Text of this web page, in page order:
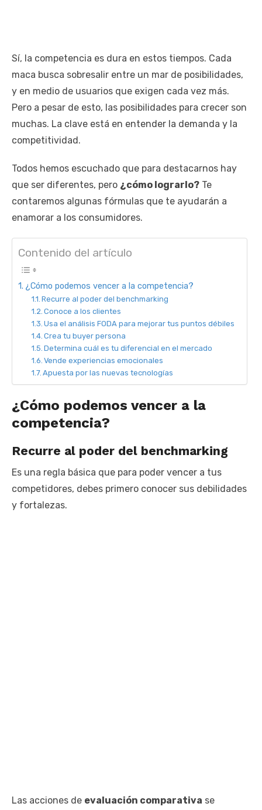
Sí, la competencia es dura en estos tiempos. Cada
maca busca sobresalir entre un mar de posibilidades,
y en medio de usuarios que exigen cada vez más.
Pero a pesar de esto, las posibilidades para crecer son
muchas. La clave está en entender la demanda y la
competitividad.
Todos hemos escuchado que para destacarnos hay
que ser diferentes, pero ¿cómo lograrlo? Te
contaremos algunas fórmulas que te ayudarán a
enamorar a los consumidores.
Contenido del artículo
¿Cómo podemos vencer a la competencia?
Recurre al poder del benchmarking
Conoce a los clientes
Usa el análisis FODA para mejorar tus puntos débiles
Crea tu buyer persona
Determina cuál es tu diferencial en el mercado
Vende experiencias emocionales
Apuesta por las nuevas tecnologías
¿Cómo podemos vencer a la
competencia?
Recurre al poder del benchmarking
Es una regla básica que para poder vencer a tus
competidores, debes primero conocer sus debilidades
y fortalezas.
Las acciones de evaluación comparativa se